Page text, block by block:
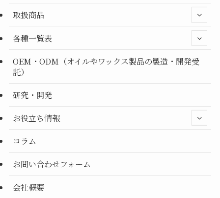
取扱商品
各種一覧表
OEM・ODM（オイルやワックス製品の製造・開発受
託）
研究・開発
お役立ち情報
コラム
お問い合わせフォーム
会社概要